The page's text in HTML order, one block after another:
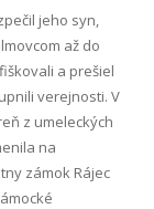
jeho syn,
až do
a prešiel
verejnosti. V
z umeleckých
na
zámok Rájec